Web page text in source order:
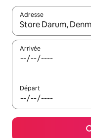
Adresse
Lorsque les résultats
Arrivée
Départ